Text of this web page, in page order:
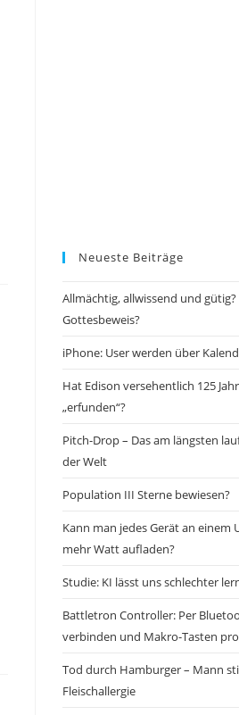
Neueste Beiträge
Allmächtig, allwissend und
Gottesbeweis?
iPhone: User werden über
Hat Edison versehentlich 125
„erfunden“?
Pitch-Drop – Das am längsten
der Welt
Population III Sterne bewiesen?
Kann man jedes Gerät an einem
mehr Watt aufladen?
Studie: KI lässt uns schlechter
Battletron Controller: Per
verbinden und Makro-Tasten
Tod durch Hamburger – Mann
Fleischallergie